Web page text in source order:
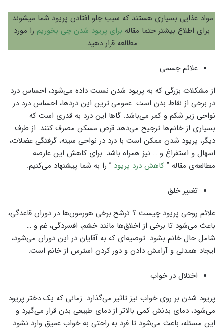
مواد غذایی بسیاری هستند که سبب جلو افتادن پریود شما میشوند.
برای اطلاع بیشتر حتما مقاله برای پریود شدن چی بخوریم را مورد
مطالعه قرار دهید.
علائم جسمی
از مشکلات بزرگی که به پریود شدن نسبت داده می‌شود، احساس درد
در برخی از نقاط بدن است. عمومی ترین این دردها، احساس درد در
نواحی زیر شکم و کمر می‌باشد. گاها این درد به قدری است که
بسیاری از خانم‌ها ترجیح می‌دهد قرص مسکن مصرف کنند. از طرف
دیگر، پریود شدن ممکن است با درد در نواحی سینه، گرفتگی عضلات،
اسهال و استفراغ و … نیز همراه باشد. برای کاهش این عارضه
مطالعه‌ی مقاله ” کاهش درد پریود ” را به شما پیشنهاد می‌کنیم.
تغییر خلق
علائم روحی پریود چیست ؟ ترشح برخی هورمون‌ها در دوران قاعدگی،
باعث می‌شود تا برخی از اخلاق‌ها مانند خشم، افسردگی، غم و …
شامل حال خانم بشود. توصیه‌ای که به آقایان در این دوران می‌شود،
ایجاد همدلی و آرامش دادن و دور کردن استرس از خانم است.
اختلال در خواب
پریود شدن بر روی خواب نیز تاثیر می‌گذارد. زمانی که یک دختر پریود
می‌شود، دمای بدنش کمی بالاتر از دمای طبیعی بدن قرار می‌گیرد و
این مسئله، باعث می‌شود تا فرد به راحتی به خواب عمیق وارد نشود.